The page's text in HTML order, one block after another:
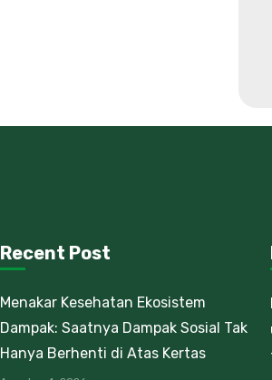
Recent Post
Menakar Kesehatan Ekosistem
Dampak: Saatnya Dampak Sosial Tak
Hanya Berhenti di Atas Kertas